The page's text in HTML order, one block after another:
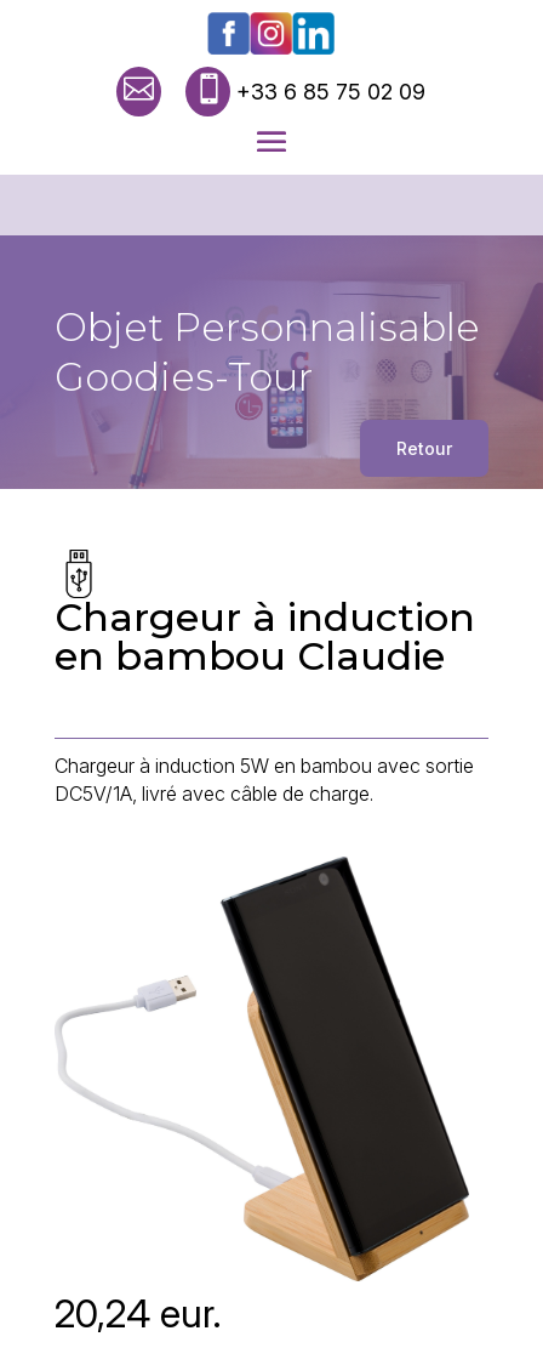
  +33 6 85 75 02 09
Objet Personnalisable
Goodies-Tour
Retour
20,24 eur.
Chargeur à induction
en bambou Claudie
Chargeur à induction 5W en bambou avec sortie
DC5V/1A, livré avec câble de charge.